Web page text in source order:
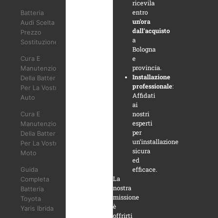
ricevila
entro
un’ora
dall’acquisto
a
Bologna
e
provincia.
Installazione
professionale:
Affidati
ai
nostri
esperti
per
un’installazione
sicura
ed
efficace.
La
nostra
missione
è
offrirti
Batteria
Audi Scelta
Prezzo
Sostituzione
Cura E
Manutenzione
Della Batteria
Per La Vostra
Auto
Cura E
Manutenzione
Della Batteria
Per La Vostra
Moto
Guida
Completa
Batteria
Toyota
Yaris Ibrida